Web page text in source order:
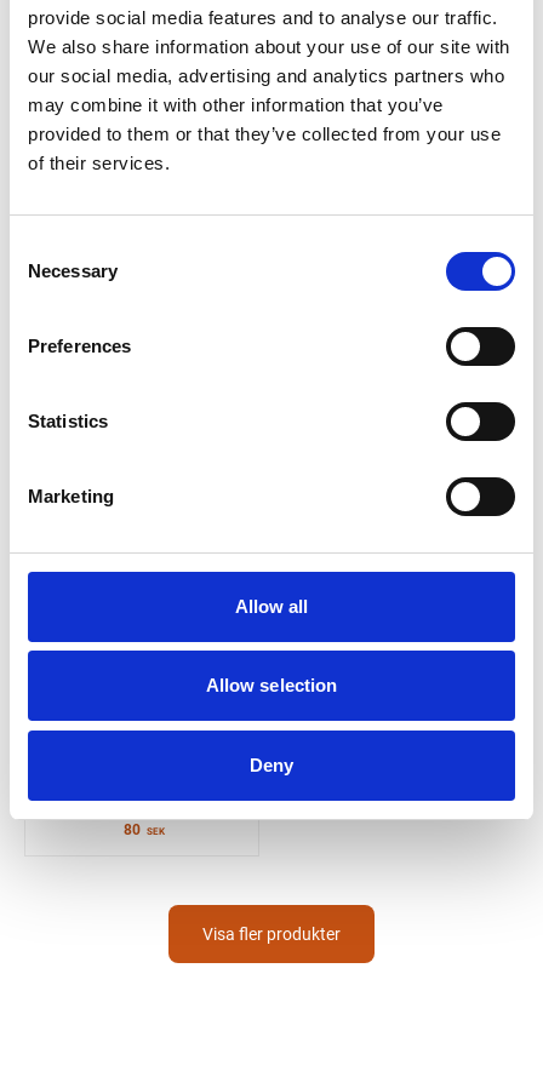
provide social media features and to analyse our traffic.
We also share information about your use of our site with
our social media, advertising and analytics partners who
may combine it with other information that you’ve
provided to them or that they’ve collected from your use
of their services.
Selection
Necessary
Preferences
Statistics
Marketing
Allow all
Allow selection
Deny
66 SEK 62SEK
SLIPDUKSHYLSA
SLIPDUKSHYLSA
KONISK LUKAS ERZETT
LUKAS ERZETT
80 SEK
Visa fler produkter